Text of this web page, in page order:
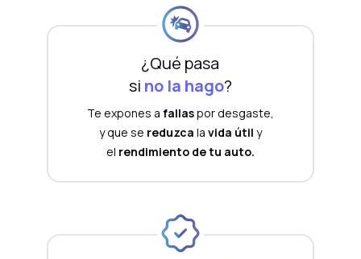
¿Qué pasa
si no la hago?
Te expones a fallaspor desgaste,
y que se reduzca la vida útil y
el rendimiento de tu auto.